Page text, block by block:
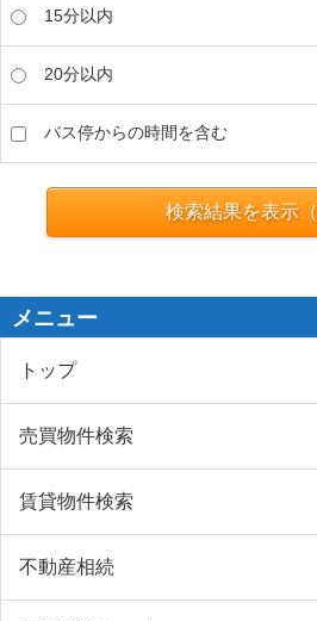
15分以内
20分以内
バス停からの時間を含む
検索結果を表示（
メニュー
トップ
売買物件検索
賃貸物件検索
不動産相続